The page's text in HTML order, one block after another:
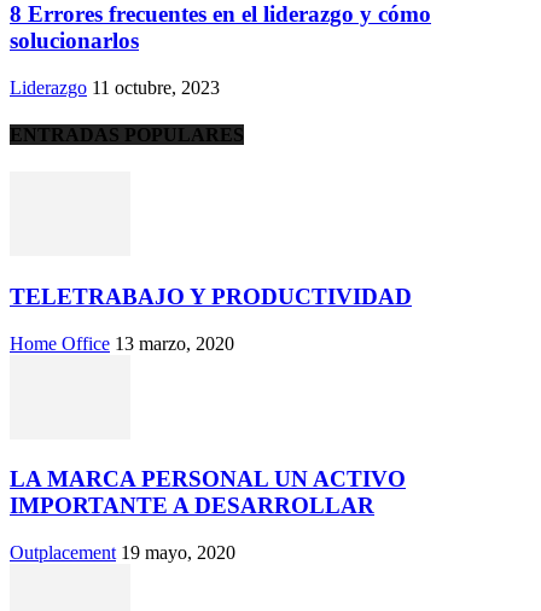
8 Errores frecuentes en el liderazgo y cómo
solucionarlos
Liderazgo 11 octubre, 2023
ENTRADAS POPULARES
TELETRABAJO Y PRODUCTIVIDAD
Home Office 13 marzo, 2020
LA MARCA PERSONAL UN ACTIVO
IMPORTANTE A DESARROLLAR
Outplacement 19 mayo, 2020